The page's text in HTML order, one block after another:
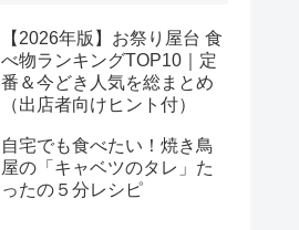
【2026年版】お祭り屋台 食
べ物ランキングTOP10｜定
番＆今どき人気を総まとめ
（出店者向けヒント付）
自宅でも食べたい！焼き鳥
屋の「キャベツのタレ」た
ったの５分レシピ